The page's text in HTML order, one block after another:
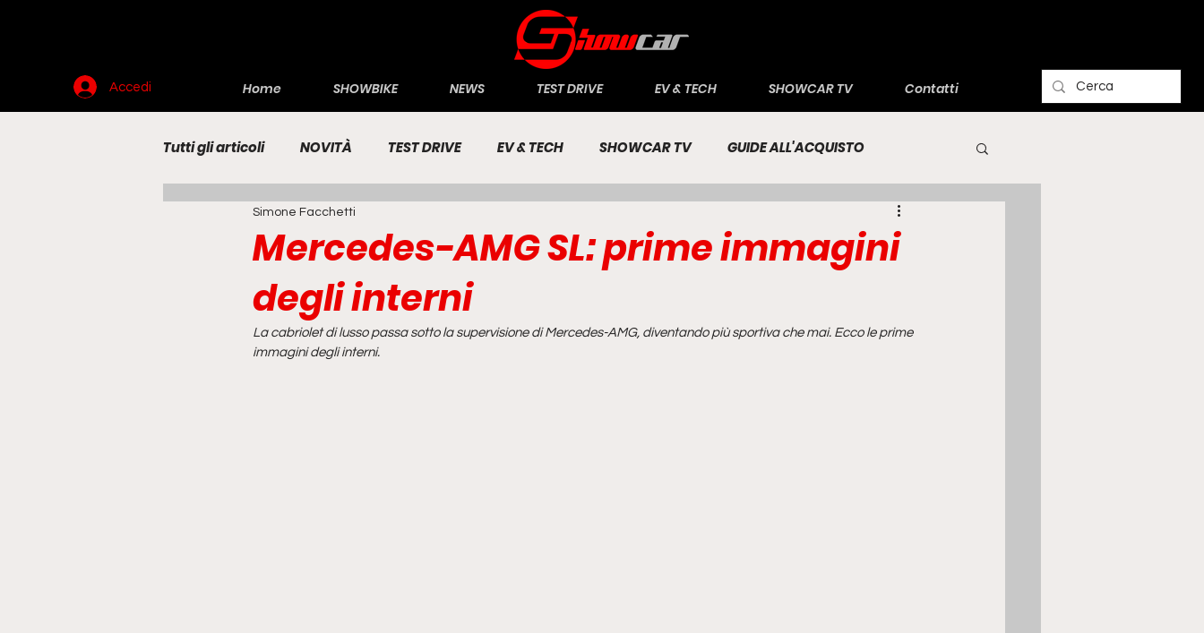
Accedi Home SHOWBIKE NEWS TEST DRIVE EV & TECH SHOWCAR TV Contatti
Tutti gli articoli NOVITÀ TEST DRIVE EV & TECH SHOWCAR TV GUIDE ALL'ACQUISTO
RENDERING MOTO
Mercedes-AMG SL: prime immagini
degli interni
Simone Facchetti
La cabriolet di lusso passa sotto la supervisione di Mercedes-AMG, diventando più sportiva che mai. Ecco le prime
immagini degli interni.